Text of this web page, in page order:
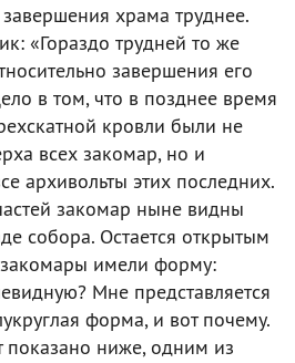
завершения храма труднее.
«Гораздо трудней то же
завершения его
в том, что в позднее время
кровли были не
всех закомар, но и
архивольты этих последних.
закомар ныне видны
собора. Остается открытым
имели форму:
Мне представляется
форма, и вот почему.
показано ниже, одним из